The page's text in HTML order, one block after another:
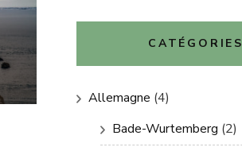
CATÉGORIES
Allemagne (4)
Bade-Wurtemberg (2)